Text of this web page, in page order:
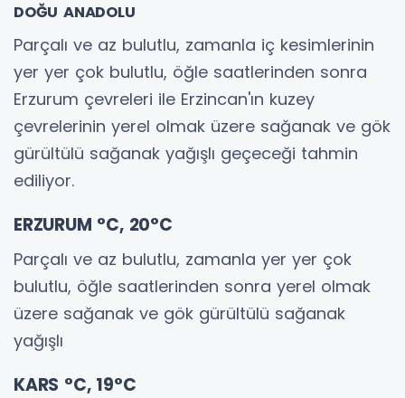
DOĞU ANADOLU
Parçalı ve az bulutlu, zamanla iç kesimlerinin
yer yer çok bulutlu, öğle saatlerinden sonra
Erzurum çevreleri ile Erzincan'ın kuzey
çevrelerinin yerel olmak üzere sağanak ve gök
gürültülü sağanak yağışlı geçeceği tahmin
ediliyor.
ERZURUM °C, 20°C
Parçalı ve az bulutlu, zamanla yer yer çok
bulutlu, öğle saatlerinden sonra yerel olmak
üzere sağanak ve gök gürültülü sağanak
yağışlı
KARS °C, 19°C